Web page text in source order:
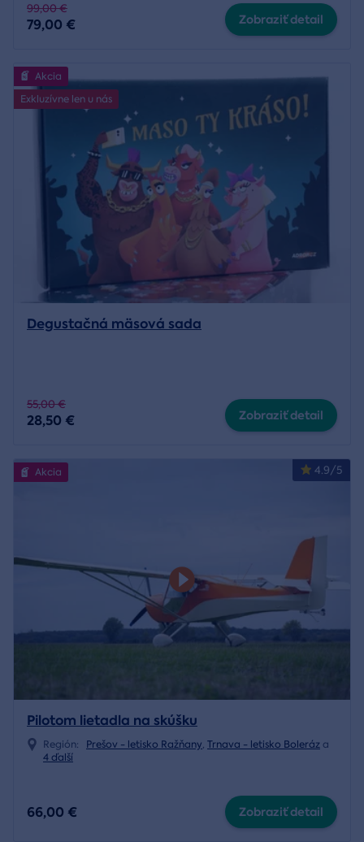
99,00 €
79,00 € Zobraziť detail
Akcia
Exkluzívne len u nás
Degustačná mäsová sada
55,00 €
28,50 € Zobraziť detail
4.9/5
Akcia
Pilotom lietadla na skúšku
Región: Prešov - letisko Ražňany, Trnava - letisko Boleráz a
4 ďalší
66,00 € Zobraziť detail